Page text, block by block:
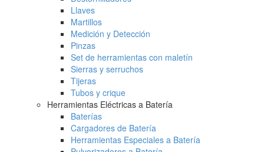
Llaves
Martillos
Medición y Detección
Pinzas
Set de herramientas con maletín
Sierras y serruchos
Tijeras
Tubos y crique
Herramientas Eléctricas a Batería
Baterías
Cargadores de Batería
Herramientas Especiales a Batería